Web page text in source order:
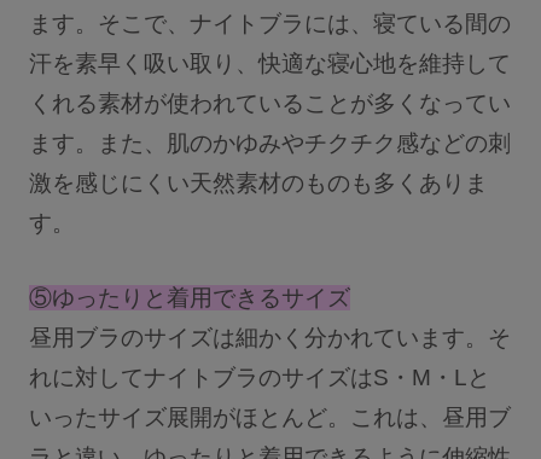
ます。そこで、ナイトブラには、寝ている間の
汗を素早く吸い取り、快適な寝心地を維持して
くれる素材が使われていることが多くなってい
ます。また、肌のかゆみやチクチク感などの刺
激を感じにくい天然素材のものも多くありま
す。
⑤ゆったりと着用できるサイズ
昼用ブラのサイズは細かく分かれています。そ
れに対してナイトブラのサイズはS・M・Lと
いったサイズ展開がほとんど。これは、昼用ブ